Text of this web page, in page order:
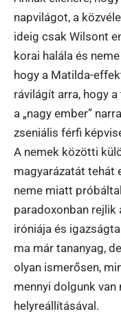
napvilágot, a
ideig csak Wilsont
korai halála és
hogy a Matilda-
rávilágít arra, hogy
a „nagy ember”
zseniális férfi
A nemek közötti
magyarázatát tehát
neme miatt
paradoxonban
iróniája és
ma már tananyag,
olyan ismerősen,
mennyi dolgunk
helyreállításával.